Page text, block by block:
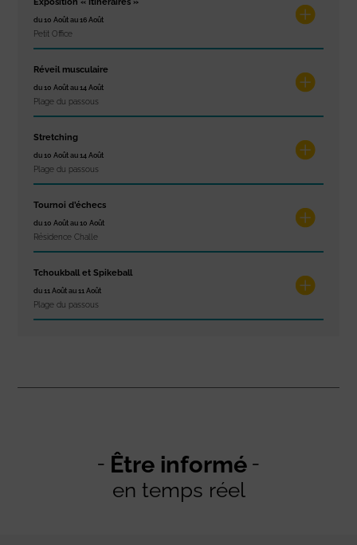
du 10 Août au 16 Août
Petit Office
Réveil musculaire
du 10 Août au 14 Août
Plage du passous
Stretching
du 10 Août au 14 Août
Plage du passous
Tournoi d’échecs
du 10 Août au 10 Août
Résidence Challe
Tchoukball et Spikeball
du 11 Août au 11 Août
Plage du passous
Être informé
en temps réel